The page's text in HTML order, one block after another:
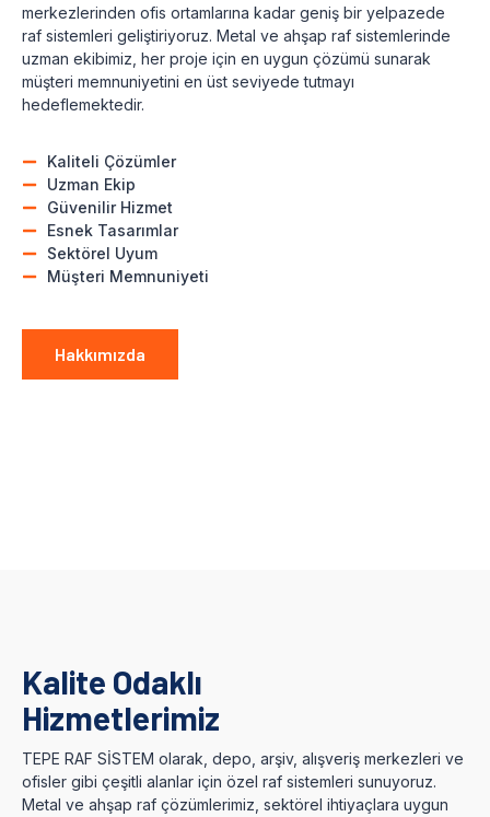
merkezlerinden ofis ortamlarına kadar geniş bir yelpazede
raf sistemleri geliştiriyoruz. Metal ve ahşap raf sistemlerinde
uzman ekibimiz, her proje için en uygun çözümü sunarak
müşteri memnuniyetini en üst seviyede tutmayı
hedeflemektedir.
Kaliteli Çözümler
Uzman Ekip
Güvenilir Hizmet
Esnek Tasarımlar
Sektörel Uyum
Müşteri Memnuniyeti
Hakkımızda
Kalite Odaklı
Hizmetlerimiz
TEPE RAF SİSTEM olarak, depo, arşiv, alışveriş merkezleri ve
ofisler gibi çeşitli alanlar için özel raf sistemleri sunuyoruz.
Metal ve ahşap raf çözümlerimiz, sektörel ihtiyaçlara uygun